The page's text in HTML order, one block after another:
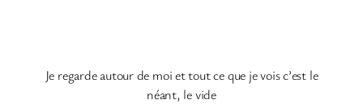
Je regarde autour de moi et tout ce que je vois c’est le
néant, le vide